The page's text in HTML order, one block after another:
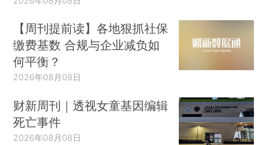
【周刊提前读】各地狠抓社保
缴费基数 合规与企业减负如
何平衡？
2026年08月08日
财新周刊｜透视女童基因编辑
死亡事件
2026年08月08日